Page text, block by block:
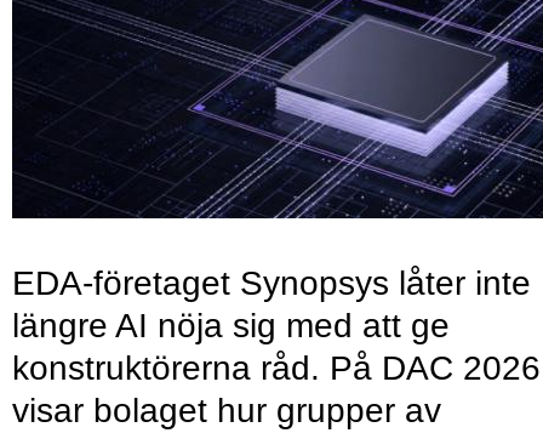
EDA-företaget Synopsys låter inte
längre AI nöja sig med att ge
konstruktörerna råd. På DAC 2026
visar bolaget hur grupper av